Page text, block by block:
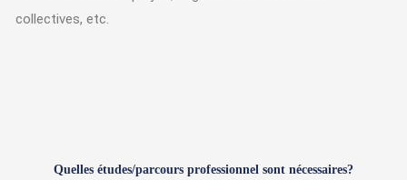
collectives, etc.
Quelles études/parcours professionnel sont nécessaires?